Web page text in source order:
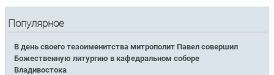
Популярное
В день своего тезоименитства митрополит Павел совершил
Божественную литургию в кафедральном соборе
Владивостока